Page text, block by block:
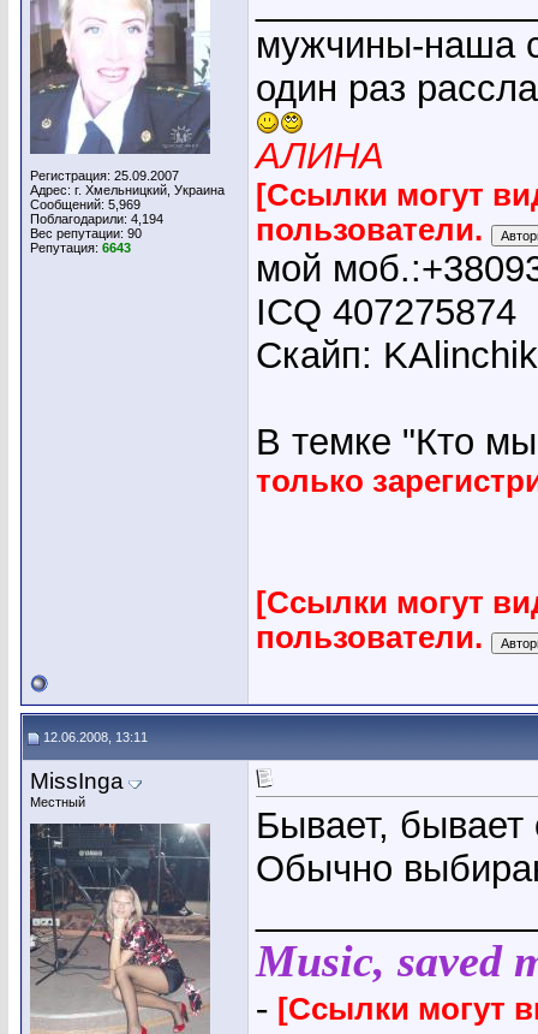
Регистрация: 25.09.2007
Адрес: г. Хмельницкий, Украина
Сообщений: 5,969
Поблагодарили: 4,194
Вес репутации: 90
Репутация: 6643
мужчины-наша
один раз
АЛИНА
[Ссылки могут
пользователи.
мой
ICQ 407275874
Скайп:
В темке "Кто
только
[Ссылки могут
пользователи.
12.06.2008, 13:11
MissInga
Местный
Бывает,
Обычно
Music, saved
- [Ссылки могут